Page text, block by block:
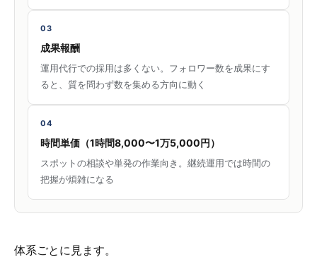
03
成果報酬
運用代行での採用は多くない。フォロワー数を成果にす
ると、質を問わず数を集める方向に動く
04
時間単価（1時間8,000〜1万5,000円）
スポットの相談や単発の作業向き。継続運用では時間の
把握が煩雑になる
体系ごとに見ます。